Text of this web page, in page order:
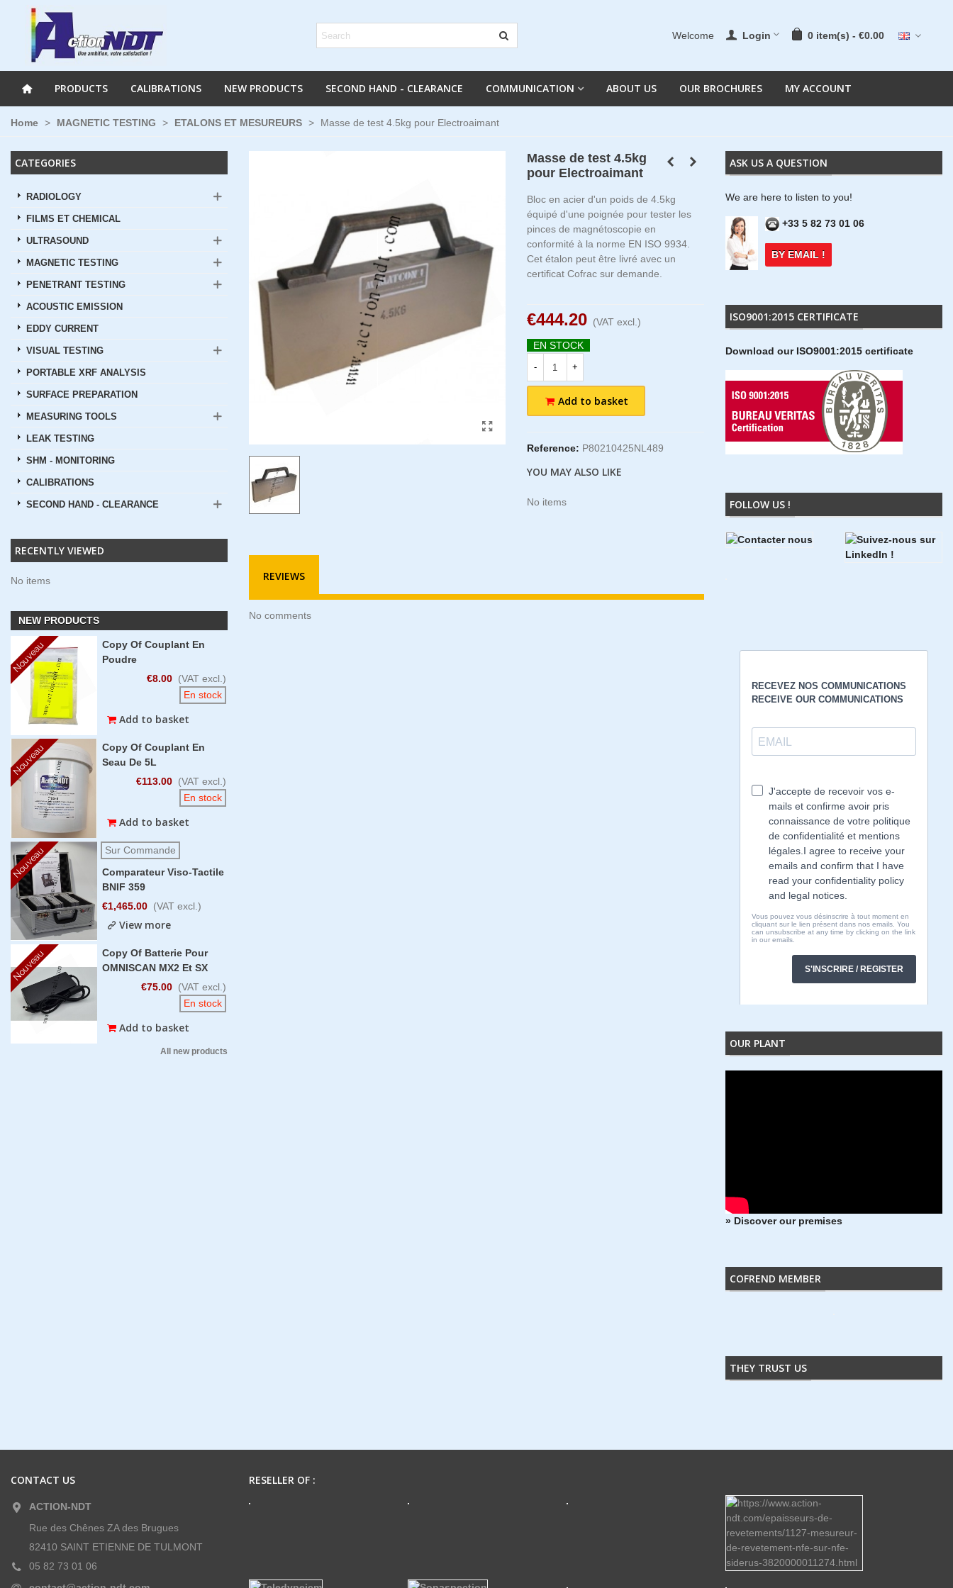
Welcome Login 0 item(s) - €0.00
PRODUCTS CALIBRATIONS NEW PRODUCTS SECOND HAND - CLEARANCE COMMUNICATION ABOUT US OUR BROCHURES MY ACCOUNT
Home > MAGNETIC TESTING > ETALONS ET MESUREURS > Masse de test 4.5kg pour Electroaimant
CATEGORIES
RADIOLOGY
FILMS ET CHEMICAL
ULTRASOUND
MAGNETIC TESTING
PENETRANT TESTING
ACOUSTIC EMISSION
EDDY CURRENT
VISUAL TESTING
PORTABLE XRF ANALYSIS
SURFACE PREPARATION
MEASURING TOOLS
LEAK TESTING
SHM - MONITORING
CALIBRATIONS
SECOND HAND - CLEARANCE
RECENTLY VIEWED
No items
NEW PRODUCTS
Nouveau
Copy Of Couplant En
Poudre
€8.00 (VAT excl.)
En stock
Add to basket
Nouveau
Copy Of Couplant En
Seau De 5L
€113.00 (VAT excl.)
En stock
Add to basket
Nouveau
Sur Commande
Comparateur Viso-Tactile
BNIF 359
€1,465.00 (VAT excl.)
View more
Nouveau
Copy Of Batterie Pour
OMNISCAN MX2 Et SX
€75.00 (VAT excl.)
En stock
Add to basket
All new products
ASK US A QUESTION
We are here to listen to you!
+33 5 82 73 01 06
BY EMAIL !
ISO9001:2015 CERTIFICATE
Download our ISO9001:2015 certificate
FOLLOW US !
OUR PLANT
» Discover our premises
COFREND MEMBER
THEY TRUST US
Masse de test 4.5kg
pour Electroaimant
Bloc en acier d'un poids de 4.5kg
équipé d'une poignée pour tester les
pinces de magnétoscopie en
conformité à la norme EN ISO 9934.
Cet étalon peut être livré avec un
certificat Cofrac sur demande.
€444.20 (VAT excl.)
EN STOCK
- +
Add to basket
Reference: P80210425NL489
YOU MAY ALSO LIKE
No items
REVIEWS
No comments
CONTACT US